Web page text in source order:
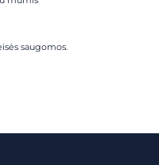
saugomos.